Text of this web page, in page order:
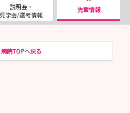
説明会・
見学会/選考情報
先輩情報
病院TOPへ戻る